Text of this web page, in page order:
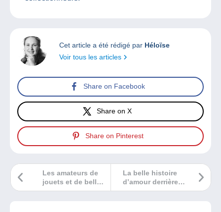
Cet article a été rédigé par Héloïse
Voir tous les articles
Share on Facebook
Share on X
Share on Pinterest
La belle histoire
d’amour derrière le
timbre le plus rare
Les amateurs de
jouets et de belle
brocante ont